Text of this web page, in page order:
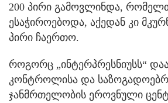
200 პირი გამოვლინდა,
ესაჭიროებოდა, აქედან კი
პირი ჩაერთო.
როგორც „ინტერპრესნიუსს“
კონტროლისა და
ჯანმრთელობის ეროვნული